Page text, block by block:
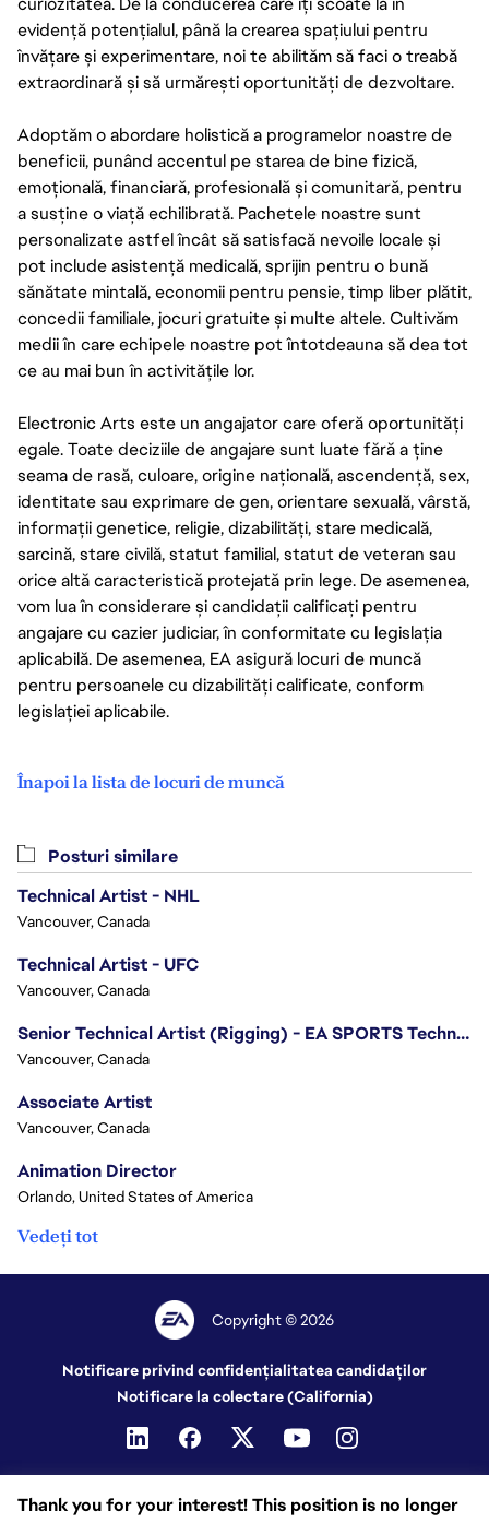
evidență potențialul, până la crearea spațiului pentru
învățare și experimentare, noi te abilităm să faci o treabă
extraordinară și să urmărești oportunități de dezvoltare.
Adoptăm o abordare holistică a programelor noastre de
beneficii, punând accentul pe starea de bine fizică,
emoțională, financiară, profesională și comunitară, pentru
a susține o viață echilibrată. Pachetele noastre sunt
personalizate astfel încât să satisfacă nevoile locale și
pot include asistență medicală, sprijin pentru o bună
sănătate mintală, economii pentru pensie, timp liber plătit,
concedii familiale, jocuri gratuite și multe altele. Cultivăm
medii în care echipele noastre pot întotdeauna să dea tot
ce au mai bun în activitățile lor.
Electronic Arts este un angajator care oferă oportunități
egale. Toate deciziile de angajare sunt luate fără a ține
seama de rasă, culoare, origine națională, ascendență, sex,
identitate sau exprimare de gen, orientare sexuală, vârstă,
informații genetice, religie, dizabilități, stare medicală,
sarcină, stare civilă, statut familial, statut de veteran sau
orice altă caracteristică protejată prin lege. De asemenea,
vom lua în considerare și candidații calificați pentru
angajare cu cazier judiciar, în conformitate cu legislația
aplicabilă. De asemenea, EA asigură locuri de muncă
pentru persoanele cu dizabilități calificate, conform
legislației aplicabile.
Înapoi la lista de locuri de muncă
Thank you for your interest! This position is no longer
Posturi similare
Technical Artist - NHL
Vancouver, Canada
Technical Artist - UFC
Vancouver, Canada
Senior Technical Artist (Rigging) - EA SPORTS Technology
Vancouver, Canada
Associate Artist
Vancouver, Canada
Animation Director
Orlando, United States of America
Vedeți tot
Copyright © 2026
Notificare privind confidențialitatea candidaților
Notificare la colectare (California)